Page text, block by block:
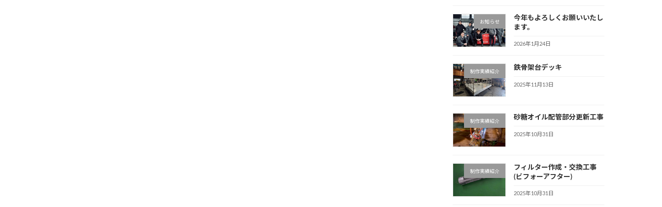
お知らせ
今年もよろしくお願いいたし
ます。
2026年1月24日
制作実績紹介
鉄骨架台デッキ
2025年11月13日
制作実績紹介
砂糖オイル配管部分更新工事
2025年10月31日
制作実績紹介
フィルター作成・交換工事
(ビフォーアフター)
2025年10月31日